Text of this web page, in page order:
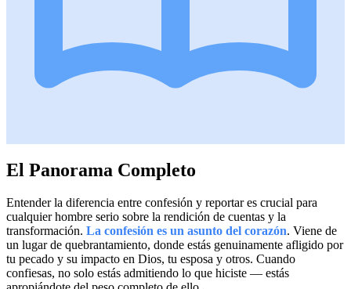
El Panorama Completo
Entender la diferencia entre confesión y reportar es crucial para
cualquier hombre serio sobre la rendición de cuentas y la
transformación. La confesión es un asunto del corazón. Viene de
un lugar de quebrantamiento, donde estás genuinamente afligido por
tu pecado y su impacto en Dios, tu esposa y otros. Cuando
confiesas, no solo estás admitiendo lo que hiciste — estás